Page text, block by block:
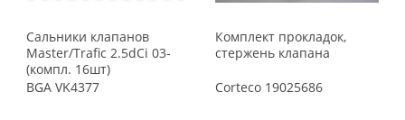
Сальники клапанов
Master/Trafic 2.5dCi 03-
(компл. 16шт)
BGA VK4377
Комплект прокладок,
стержень клапана
Corteco 19025686